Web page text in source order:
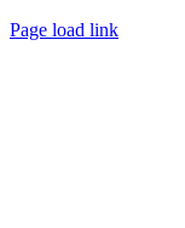
Page load link